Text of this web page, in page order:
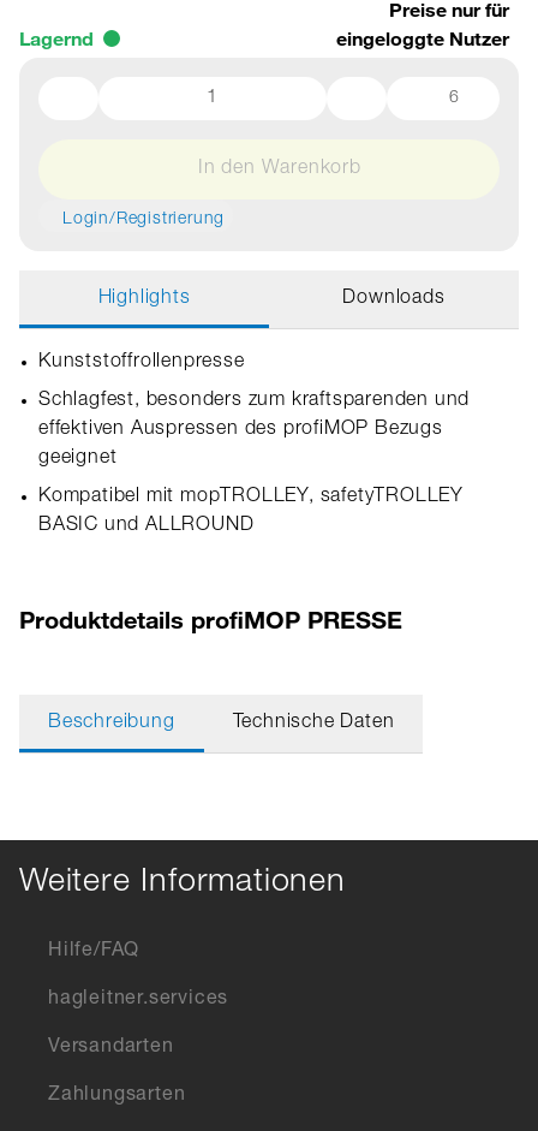
Lagernd
Preise nur für
eingeloggte Nutzer
6
In den Warenkorb
Login/Registrierung
Highlights Downloads
Kunststoffrollenpresse
Schlagfest, besonders zum kraftsparenden und
effektiven Auspressen des profiMOP Bezugs
geeignet
Kompatibel mit mopTROLLEY, safetyTROLLEY
BASIC und ALLROUND
Produktdetails profiMOP PRESSE
Beschreibung Technische Daten
Weitere Informationen
Hilfe/FAQ
hagleitner.services
Versandarten
Zahlungsarten